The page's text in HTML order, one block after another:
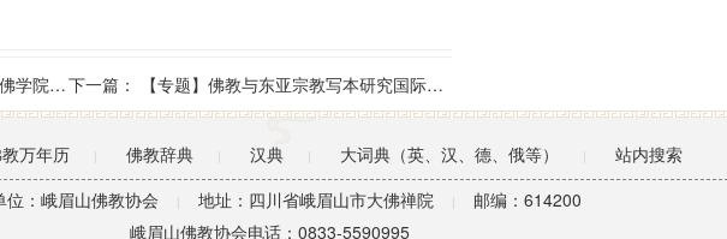
生授课 下一篇： 【专题】佛教与东亚宗教写本研究国际研讨会
万年历 | 佛教辞典 | 汉典 | 大词典（英、汉、德、俄等） |
站内搜索
位：峨眉山佛教协会
| 地址：四川省峨眉山市大佛禅院 |
邮编：614200
峨眉山佛教协会电话：0833-5590995